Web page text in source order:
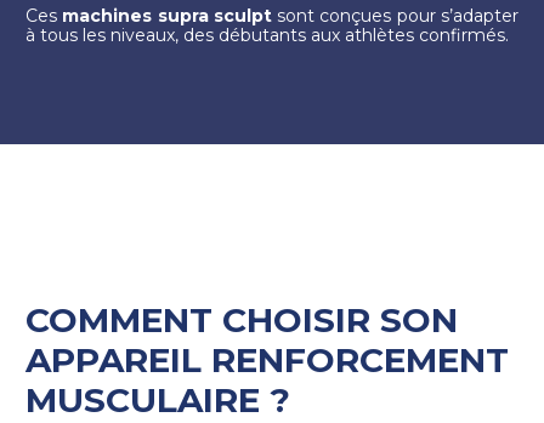
Ces machines supra sculptsont conçues pour s’adapter
à tous les niveaux, des débutants aux athlètes confirmés.
COMMENT CHOISIR SON
APPAREIL RENFORCEMENT
MUSCULAIRE ?